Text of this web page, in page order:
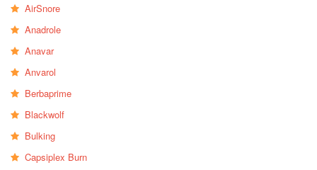
AirSnore
Anadrole
Anavar
Anvarol
Berbaprime
Blackwolf
Bulking
Capsiplex Burn